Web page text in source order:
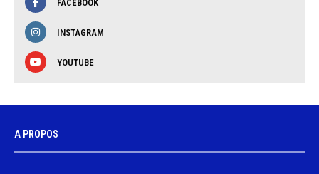
FACEBOOK
INSTAGRAM
YOUTUBE
A PROPOS